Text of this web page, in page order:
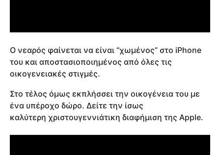
Ο νεαρός φαίνεται να είναι “χωμένος” στο iPhone
του και αποστασιοποιημένος από όλες τις
οικογενειακές στιγμές.
Στο τέλος όμως εκπλήσσει την οικογένεια του με
ένα υπέροχο δώρο. Δείτε την ίσως
καλύτερη χριστουγεννιάτικη διαφήμιση της Apple.